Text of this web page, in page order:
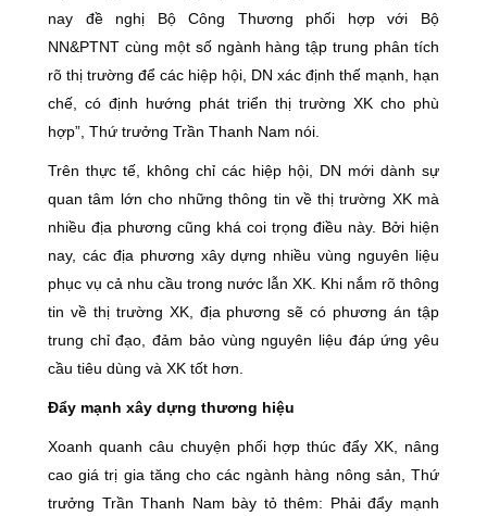
nay đề nghị Bộ Công Thương phối hợp với Bộ
NN&PTNT cùng một số ngành hàng tập trung phân tích
rõ thị trường để các hiệp hội, DN xác định thế mạnh, hạn
chế, có định hướng phát triển thị trường XK cho phù
hợp”, Thứ trưởng Trần Thanh Nam nói.
Trên thực tế, không chỉ các hiệp hội, DN mới dành sự
quan tâm lớn cho những thông tin về thị trường XK mà
nhiều địa phương cũng khá coi trọng điều này. Bởi hiện
nay, các địa phương xây dựng nhiều vùng nguyên liệu
phục vụ cả nhu cầu trong nước lẫn XK. Khi nắm rõ thông
tin về thị trường XK, địa phương sẽ có phương án tập
trung chỉ đạo, đảm bảo vùng nguyên liệu đáp ứng yêu
cầu tiêu dùng và XK tốt hơn.
Đẩy mạnh xây dựng thương hiệu
Xoanh quanh câu chuyện phối hợp thúc đẩy XK, nâng
cao giá trị gia tăng cho các ngành hàng nông sản, Thứ
trưởng Trần Thanh Nam bày tỏ thêm: Phải đẩy mạnh